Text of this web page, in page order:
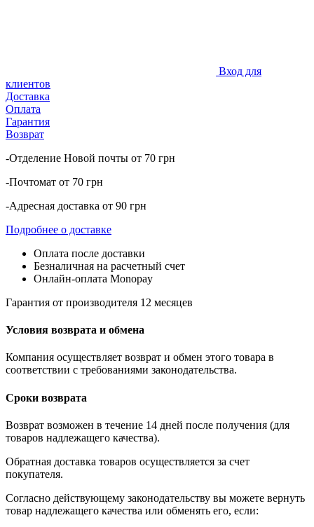
Вход для
клиентов
Доставка
Оплата
Гарантия
Возврат
-Отделение Новой почты от 70 грн
-Почтомат от 70 грн
-Адресная доставка от 90 грн
Подробнее о доставке
Оплата после доставки
Безналичная на расчетный счет
Онлайн-оплата Monopay
Гарантия от производителя 12 месяцев
Условия возврата и обмена
Компания осуществляет возврат и обмен этого товара в
соответствии с требованиями законодательства.
Сроки возврата
Возврат возможен в течение 14 дней после получения (для
товаров надлежащего качества).
Обратная доставка товаров осуществляется за счет
покупателя.
Согласно действующему законодательству вы можете вернуть
товар надлежащего качества или обменять его, если: